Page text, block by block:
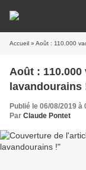
Accueil » Août : 110.000
Août :
lavandourains
Publié le 06/08/2019 à
Par Claude Pontet